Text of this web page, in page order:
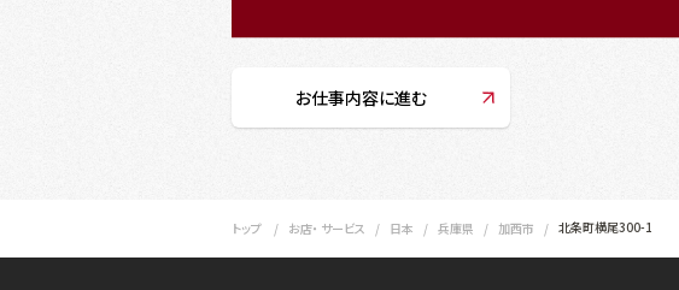
お仕事内容に進む
トップ お店・ サービス 日本 兵庫県 加西市 北条町横尾300-1